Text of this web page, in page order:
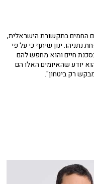
החמים בתקשורת הישראלית,
ינון שיתף כי על פי
חיים והוא מחפש להם
יודע שהאיומים האלו הם
רק ביטחון".